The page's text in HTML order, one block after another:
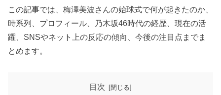
この記事では、梅澤美波さんの始球式で何が起きたのか、
時系列、プロフィール、乃木坂46時代の経歴、現在の活
躍、SNSやネット上の反応の傾向、今後の注目点までま
とめます。
目次